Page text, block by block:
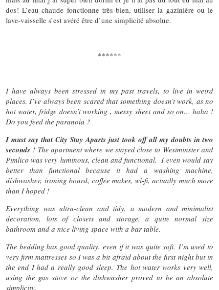
dos! L’eau chaude fonctionne très bien, utiliser la gazinière ou le
lave-vaisselle s’est avéré être d’une simplicité absolue.
******
I have always been stressed in my past travels, to live in weird
places. I’ve always been scared that something doesn’t work, as no
hot water, fridge doesn’t working , messy sheet and so on… haha !
Do you feed the paranoia ?
I must say that City Stay Aparts just took off all my doubts in two
seconds ! The apartment where we stayed close to Westminster and
Pimlico was very luminous, clean and functional. I even would say
better than functional because it had a washing machine,
dishwasher, ironing board, coffee maker, wi-fi, actually much more
than I hoped !
Everything was ultra-clean and tidy, a modern and minimalist
decoration, lots of closets and storage, a quite normal size
bathroom and a nice living space with a bar table.
The bedding has good quality, even if it was quite soft. I’m used to
very firm mattresses so I was a bit afraid about the first night but in
the end I had a really good sleep. The hot water works very well,
using the gas stove or the dishwasher proved to be an absolute
simplicity.